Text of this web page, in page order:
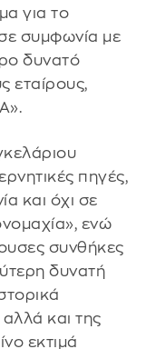
για το
συμφωνία με
δυνατό
εταίρους,
πηγές,
και όχι σε
ενώ
συνθήκες
δυνατή
και της
εκτιμά